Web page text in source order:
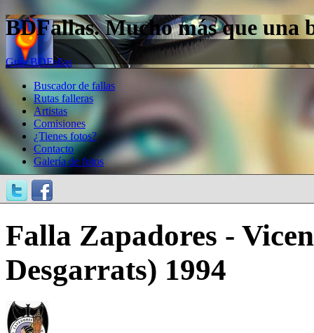
BDFallas. Mucho más que una
Guía BDFallas
Buscador de fallas
Rutas falleras
Artistas
Comisiones
¿Tienes fotos?
Contacto
Galería de fotos
Falla Zapadores -
Desgarrats) 1994